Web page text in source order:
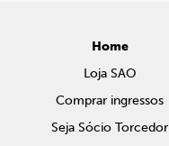
Home
Loja SAO
Comprar ingressos
Seja Sócio Torcedor